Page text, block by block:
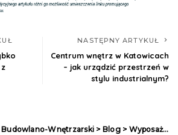
NASTĘPNY ARTYKUŁ
Centrum wnętrz w Katowicach
– jak urządzić przestrzeń w
stylu industrialnym?
Wnętrzarski > Blog> Wyposażenie